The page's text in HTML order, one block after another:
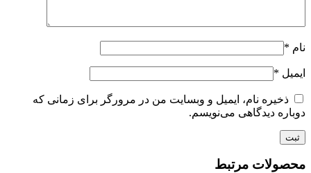
نام *
ایمیل *
ذخیره نام، ایمیل و وبسایت من در مرورگر برای زمانی که
دوباره دیدگاهی می‌نویسم.
محصولات مرتبط